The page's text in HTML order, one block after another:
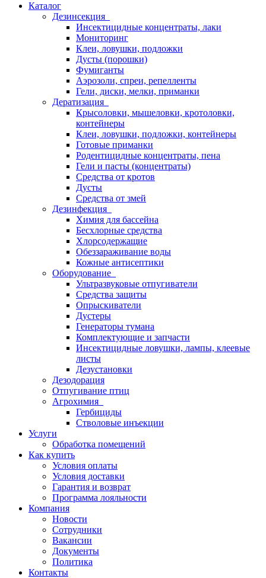
Каталог
Дезинсекция
Инсектицидные концентраты, лаки
Мониторинг
Клеи, ловушки, подложки
Дусты (порошки)
Фумиганты
Аэрозоли, спреи, репелленты
Гели, диски, мелки, приманки
Дератизация
Крысоловки, мышеловки, кротоловки,
контейнеры
Клеи, ловушки, подложки, контейнеры
Готовые приманки
Родентицидные концентраты, пена
Гели и пасты (концентраты)
Средства от кротов
Дусты
Средства от змей
Дезинфекция
Химия для бассейна
Бесхлорные средства
Хлорсодержащие
Обеззараживание воды
Кожные антисептики
Оборудование
Ультразвуковые отпугиватели
Средства защиты
Опрыскиватели
Дустеры
Генераторы тумана
Комплектующие и запчасти
Инсектицидные ловушки, лампы, клеевые
листы
Дезустановки
Дезодорация
Отпугивание птиц
Агрохимия
Гербициды
Стволовые инъекции
Услуги
Обработка помещений
Как купить
Условия оплаты
Условия доставки
Гарантия и возврат
Программа лояльности
Компания
Новости
Сотрудники
Вакансии
Документы
Политика
Контакты